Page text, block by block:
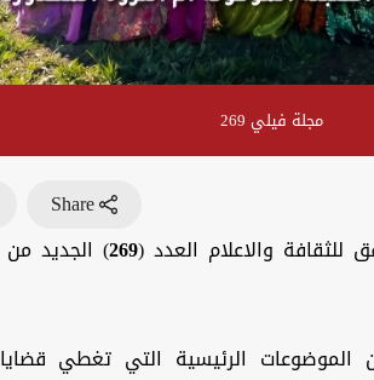
مجلة فيلي 269
Share
والاعلام العدد (269) الجديد
الموضوعات الرئيسية التي تغطي